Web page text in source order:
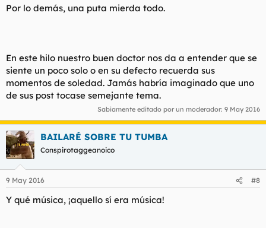
Por lo demás, una puta mierda todo.
En este hilo nuestro buen doctor nos da a entender que se
siente un poco solo o en su defecto recuerda sus
momentos de soledad. Jamás habría imaginado que uno
de sus post tocase semejante tema.
Sabiamente editado por un moderador: 9 May 2016
BAILARÉ SOBRE TU TUMBA
Conspirotaggeanoico
9 May 2016 #8
Y qué música, ¡aquello sí era música!